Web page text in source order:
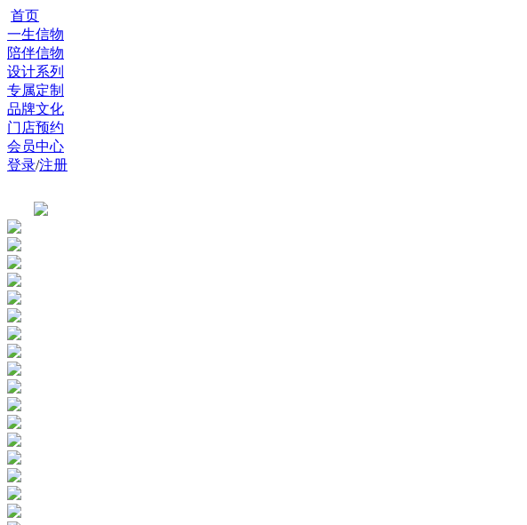
首页
一生信物
陪伴信物
设计系列
专属定制
品牌文化
门店预约
会员中心
登录/注册